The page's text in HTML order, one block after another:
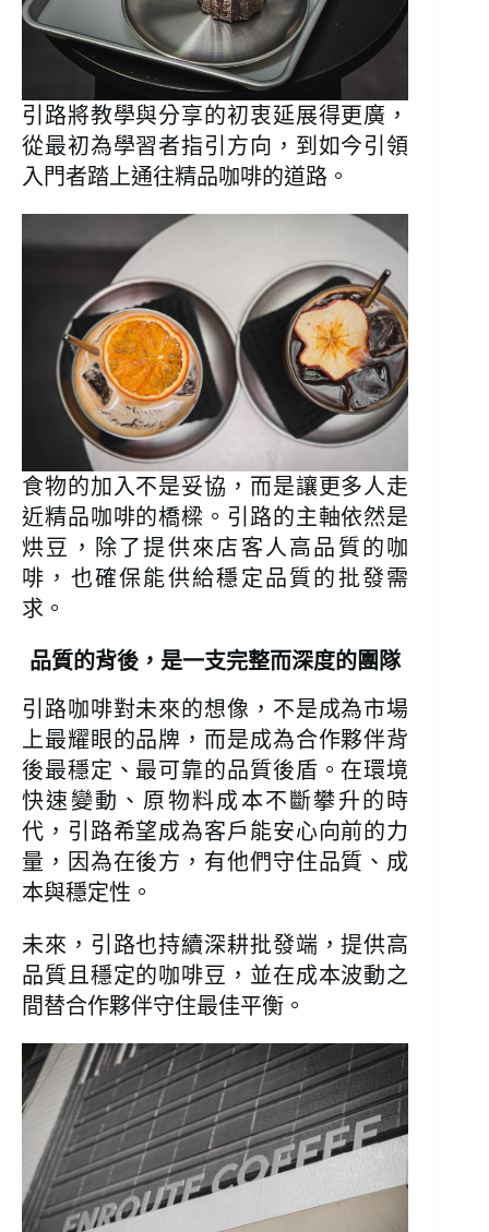
引路將教學與分享的初衷延展得更廣，
從最初為學習者指引方向，到如今引領
入門者踏上通往精品咖啡的道路。
食物的加入不是妥協，而是讓更多人走
近精品咖啡的橋樑。引路的主軸依然是
烘豆，除了提供來店客人高品質的咖
啡，也確保能供給穩定品質的批發需
求。
品質的背後，是一支完整而深度的團隊
引路咖啡對未來的想像，不是成為市場
上最耀眼的品牌，而是成為合作夥伴背
後最穩定、最可靠的品質後盾。在環境
快速變動、原物料成本不斷攀升的時
代，引路希望成為客戶能安心向前的力
量，因為在後方，有他們守住品質、成
本與穩定性。
未來，引路也持續深耕批發端，提供高
品質且穩定的咖啡豆，並在成本波動之
間替合作夥伴守住最佳平衡。